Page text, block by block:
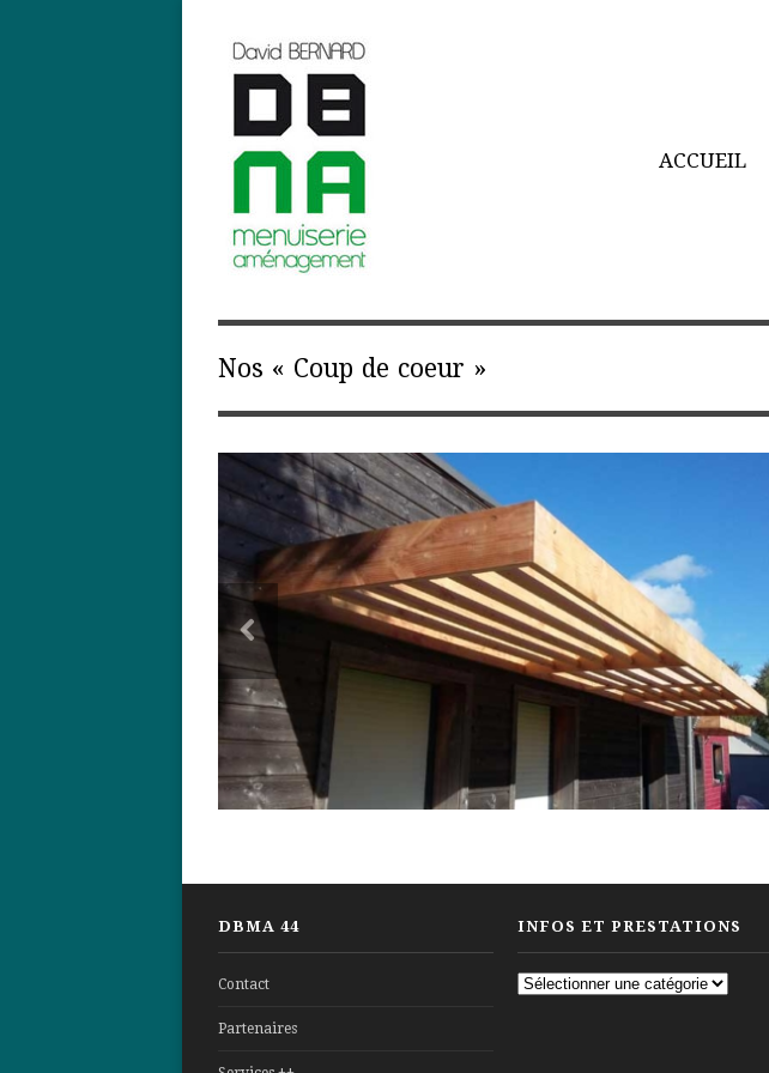
ACCUEIL
Nos « Coup de coeur »
DBMA 44
Contact
Partenaires
INFOS ET PRESTATIONS
Infos